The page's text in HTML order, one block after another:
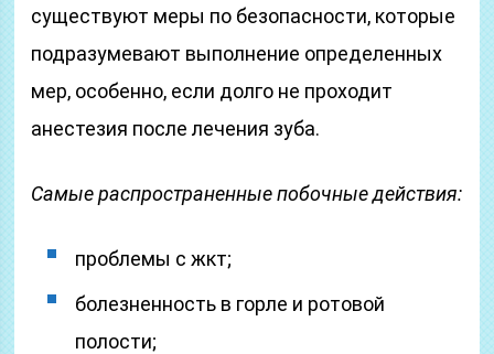
существуют меры по безопасности, которые
подразумевают выполнение определенных
мер, особенно, если долго не проходит
анестезия после лечения зуба.
Самые распространенные побочные действия:
проблемы с жкт;
болезненность в горле и ротовой
полости;